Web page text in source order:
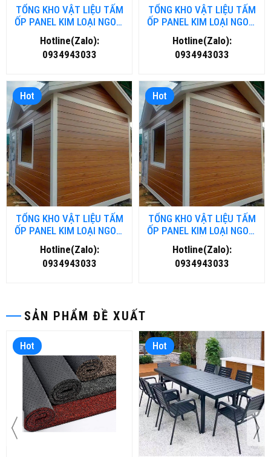
SẢN PHẨM ĐỀ XUẤT
Hot Hot
TỔNG KHO VẬT LIỆU TẤM
ỐP PANEL KIM LOẠI NGOÀI
TRỜI TẠI NGHỆ AN
Hotline(Zalo):
0934943033
TỔNG KHO VẬT LIỆU TẤM
ỐP PANEL KIM LOẠI NGOÀI
TRỜI TẠI THANH HOÁ
Hotline(Zalo):
0934943033
Hot
TỔNG KHO VẬT LIỆU TẤM
ỐP PANEL KIM LOẠI NGOÀI
TRỜI TẠI ĐÀ NĂNG
Hotline(Zalo):
0934943033
Hot
TỔNG KHO VẬT LIỆU TẤM
ỐP PANEL KIM LOẠI NGOÀI
TRỜI TẠI HỒ CHÍ MINH
Hotline(Zalo):
0934943033